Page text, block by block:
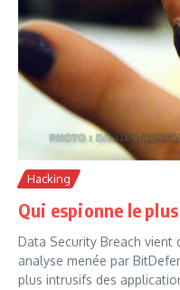
Hacking
Qui espionne le
Data Security Breach vient
analyse menée par
plus intrusifs des